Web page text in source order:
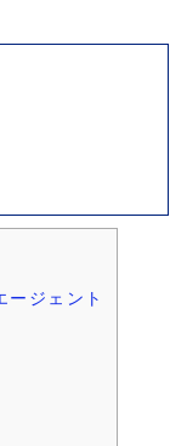
ージェント